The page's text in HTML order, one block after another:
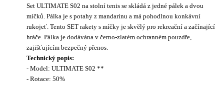
Set ULTIMATE S02 na stolní tenis se skládá z jedné pálek a dvou
míčků. Pálka je s potahy z mandarinu a má pohodlnou konkávní
rukojeť. Tento SET rakety s míčky je skvělý pro rekreační a začínající
hráče. Pálka je dodávána v černo-zlatém ochranném pouzdře,
zajišťujícím bezpečný přenos.
Technický popis:
- Model: ULTIMATE S02 **
- Rotace:50%